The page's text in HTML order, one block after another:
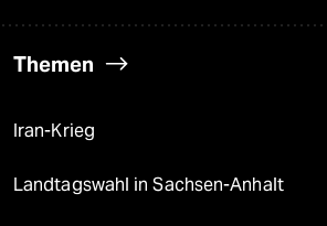
Themen
Iran-Krieg
Landtagswahl in Sachsen-Anhalt